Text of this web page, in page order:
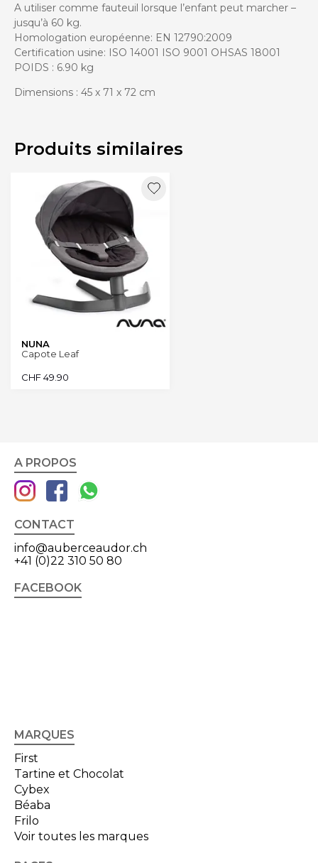
A utiliser comme fauteuil lorsque l’enfant peut marcher –
jusqu’à 60 kg.
Homologation européenne: EN 12790:2009
Certification usine: ISO 14001 ISO 9001 OHSAS 18001
POIDS : 6.90 kg
Dimensions : 45 x 71 x 72 cm
Produits similaires
NUNA
Capote Leaf
CHF49.90
A PROPOS
CONTACT
info@auberceaudor.ch
+41 (0)22 310 50 80
FACEBOOK
MARQUES
First
Tartine et Chocolat
Cybex
Béaba
Frilo
Voir toutes les marques